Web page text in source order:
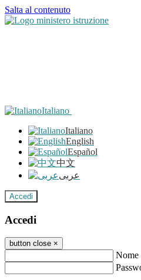
Salta al contenuto
Italiano
Italiano
English
Español
中文
عربى
Accedi
Accedi
button close ×
Nome